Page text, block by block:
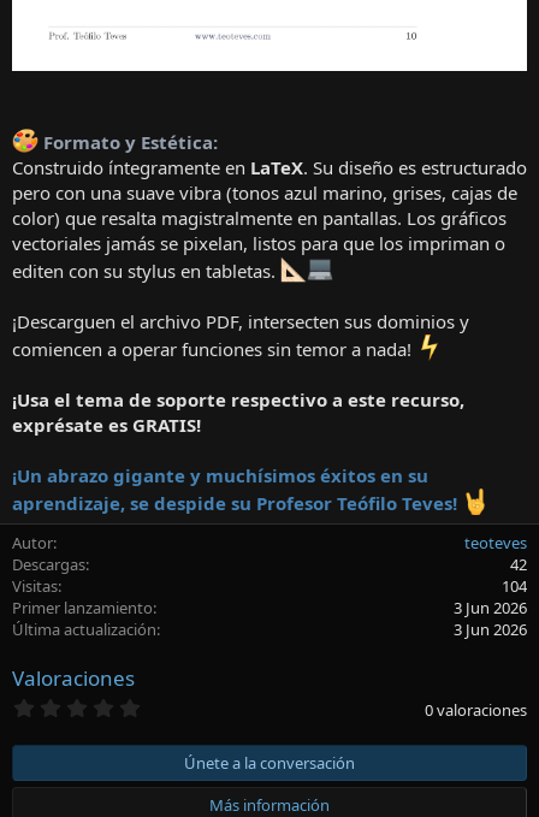
Formato y Estética:
Construido íntegramente en LaTeX. Su diseño es estructurado
pero con una suave vibra (tonos azul marino, grises, cajas de
color) que resalta magistralmente en pantallas. Los gráficos
vectoriales jamás se pixelan, listos para que los impriman o
editen con su stylus en tabletas.
¡Descarguen el archivo PDF, intersecten sus dominios y
comiencen a operar funciones sin temor a nada!
¡Usa el tema de soporte respectivo a este recurso,
exprésate es GRATIS!
¡Un abrazo gigante y muchísimos éxitos en su
aprendizaje, se despide su Profesor Teófilo Teves!
Autor
teoteves
Descargas
42
Visitas
104
Primer lanzamiento
3 Jun 2026
Última actualización
3 Jun 2026
Valoraciones
0
e
0 valoraciones
Únete a la conversación
Más información